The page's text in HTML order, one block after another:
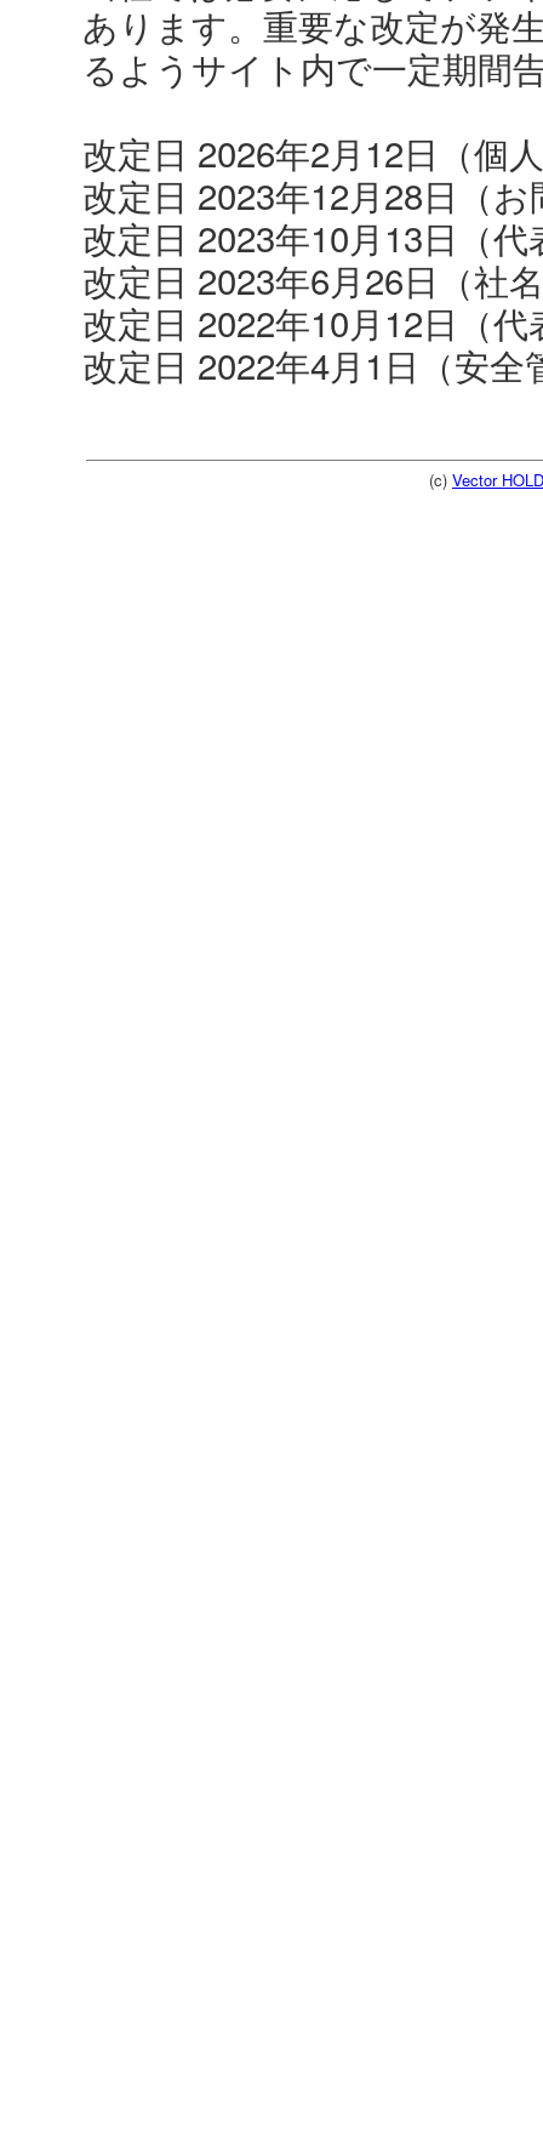
あります。重要な改定が発
るようサイト内で一定期間
改定日 2026年2月12日（個
改定日 2023年12月28日（
改定日 2023年10月13日（
改定日 2023年6月26日（社
改定日 2022年10月12日（
改定日 2022年4月1日（安
(c) Vector